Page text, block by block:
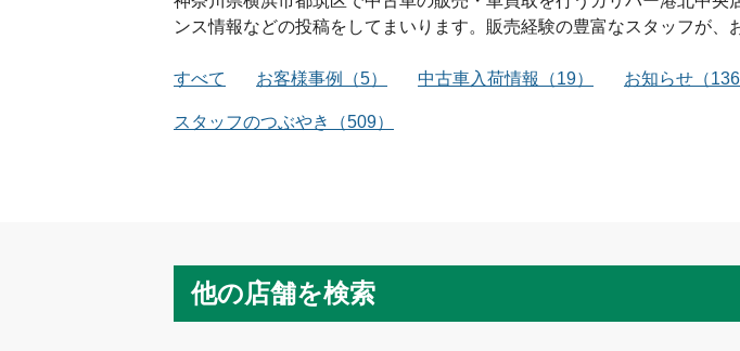
ンス情報などの投稿をしてまいります。販売経験の豊富なスタッフが、
すべて お客様事例 （5） 中古車入荷情報 （19） お知らせ （136
スタッフのつぶやき （509）
他の店舗を検索